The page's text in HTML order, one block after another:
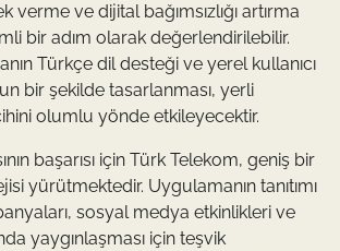
verme ve dijital bağımsızlığı artırma
bir adım olarak değerlendirilebilir.
Türkçe dil desteği ve yerel kullanıcı
bir şekilde tasarlanması, yerli
olumlu yönde etkileyecektir.
başarısı için Türk Telekom, geniş bir
yürütmektedir. Uygulamanın tanıtımı
sosyal medya etkinlikleri ve
yaygınlaşması için teşvik